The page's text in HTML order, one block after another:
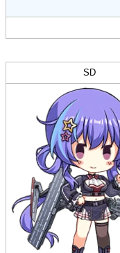
SD